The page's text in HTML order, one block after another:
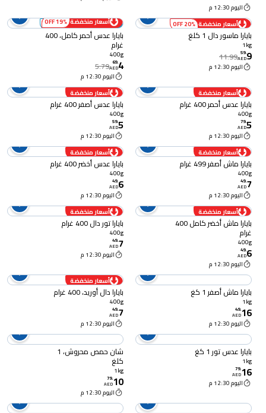
اليوم 12:30 م
أسعار منخفضة 20% OFF
بايارا ماسور دال 1 كلغ
1kg
9
.
59
AED
11.99
اليوم 12:30 م
أضف 6 - خصم 60% الرابع
أسعار منخفضة 19% OFF
بايارا عدس أحمر كامل، 400
غرام
400g
4
.
69
AED
5.79
اليوم 12:30 م
أسعار منخفضة
بايارا عدس أحمر 400 غرام
400g
5
.
79
AED
اليوم 12:30 م
أسعار منخفضة
بايارا عدس أصفر 400 غرام
400g
5
.
59
AED
اليوم 12:30 م
أسعار منخفضة
بايارا ماش أصفر 499 غرام
400g
7
.
49
AED
اليوم 12:30 م
أسعار منخفضة
بايارا عدس أخضر 400 غرام
400g
6
.
49
AED
اليوم 12:30 م
أسعار منخفضة
بايارا ماش أخضر كامل 400
غرام
400g
6
.
49
AED
اليوم 12:30 م
أسعار منخفضة
بايارا تور دال 400 غرام
400g
7
.
49
AED
اليوم 12:30 م
بايارا ماش أصفر 1 كغ
1kg
16
.
49
AED
اليوم 12:30 م
أسعار منخفضة
بايارا دال أوريد، 400 غرام
400g
7
.
49
AED
اليوم 12:30 م
بايارا عدس تور 1 كغ
1kg
16
.
79
AED
اليوم 12:30 م
شان حمص محروش، 1
كلغ
1kg
10
.
79
AED
اليوم 12:30 م